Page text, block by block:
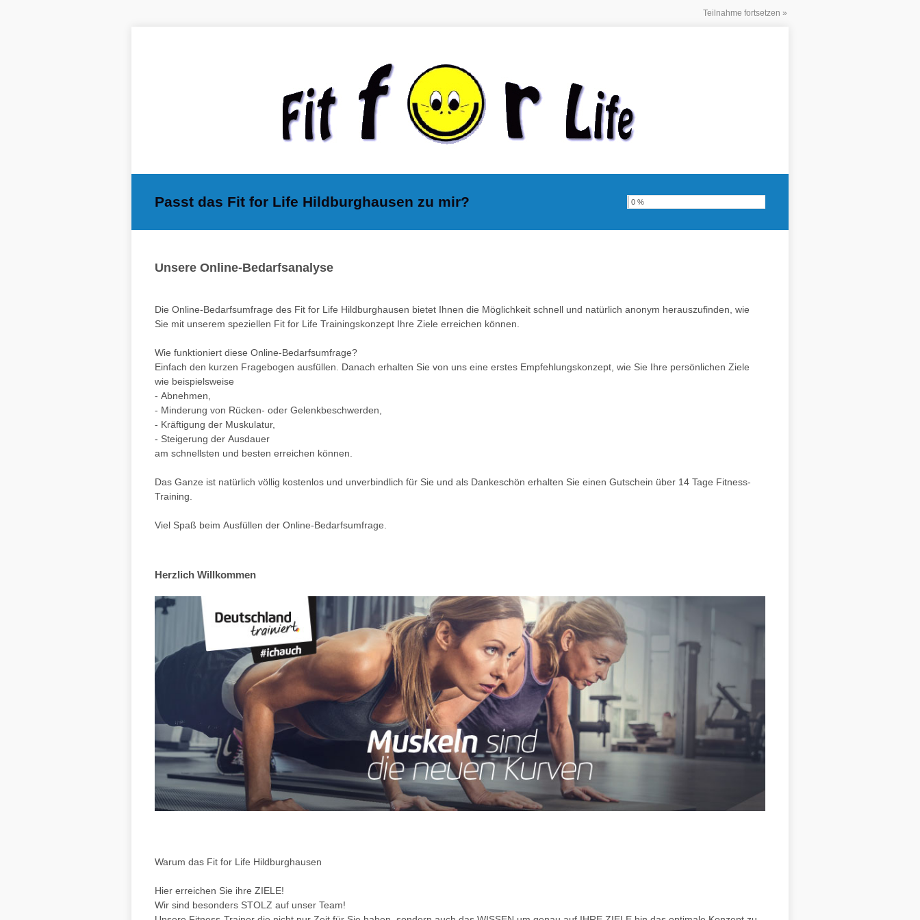
Teilnahme fortsetzen »
Passt das Fit for Life Hildburghausen zu mir? 0 %
Unsere Online-Bedarfsanalyse
Die Online-Bedarfsumfrage des Fit for Life Hildburghausen bietet Ihnen die Möglichkeit schnell und natürlich anonym herauszufinden, wie
Sie mit unserem speziellen Fit for Life Trainingskonzept Ihre Ziele erreichen können.
Wie funktioniert diese Online-Bedarfsumfrage?
Einfach den kurzen Fragebogen ausfüllen. Danach erhalten Sie von uns eine erstes Empfehlungskonzept, wie Sie Ihre persönlichen Ziele
wie beispielsweise
- Abnehmen,
- Minderung von Rücken- oder Gelenkbeschwerden,
- Kräftigung der Muskulatur,
- Steigerung der Ausdauer
am schnellsten und besten erreichen können.
Das Ganze ist natürlich völlig kostenlos und unverbindlich für Sie und als Dankeschön erhalten Sie einen Gutschein über 14 Tage Fitness-
Training.
Viel Spaß beim Ausfüllen der Online-Bedarfsumfrage.
Herzlich Willkommen
Warum das Fit for Life Hildburghausen
Hier erreichen Sie ihre ZIELE!
Wir sind besonders STOLZ auf unser Team!